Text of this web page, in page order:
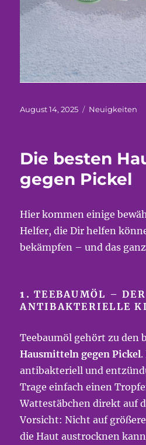
Veröffentlicht
August 14, 2025 Kategorien
Neuigkeiten
Die besten
gegen Pickel
Hier kommen einige
Helfer, die Dir helfen
bekämpfen – und das
1.TEEBAUMÖL – DER
ANTIBAKTERIELLE
Teebaumöl gehört zu den
Hausmitteln gegen Pickel.
antibakteriell und
Trage einfach einen
Wattestäbchen direkt auf
Vorsicht: Nicht auf
die Haut austrocknen